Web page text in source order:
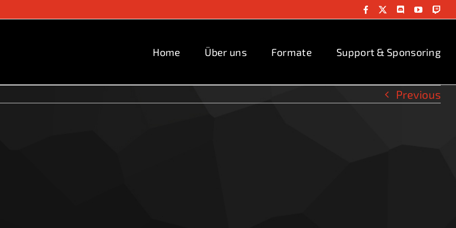
Facebook DiscordYouTube
Home Über uns Formate Support & Sponsoring
Previous